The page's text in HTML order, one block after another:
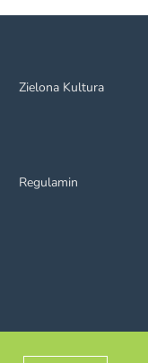
Zielona Kultura
Regulamin